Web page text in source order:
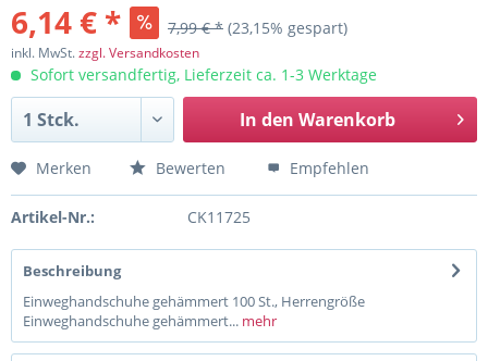
6,14 € * 7,99 € * (23,15% gespart)
inkl. MwSt.zzgl. Versandkosten
Sofort versandfertig, Lieferzeit ca. 1-3 Werktage
In den Warenkorb
Merken Bewerten Empfehlen
Artikel-Nr.: CK11725
Beschreibung
Einweghandschuhe gehämmert 100 St., Herrengröße
Einweghandschuhe gehämmert... mehr